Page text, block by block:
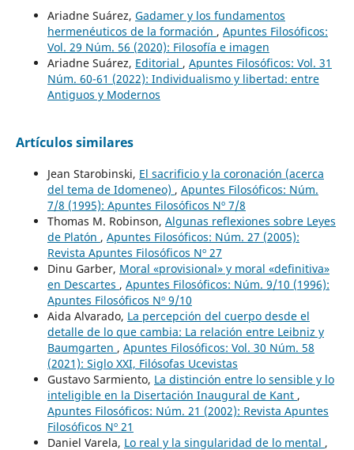
Ariadne Suárez, Gadamer y los fundamentos
hermenéuticos de la formación , Apuntes Filosóficos:
Vol. 29 Núm. 56 (2020): Filosofía e imagen
Ariadne Suárez, Editorial , Apuntes Filosóficos: Vol. 31
Núm. 60-61 (2022): Individualismo y libertad: entre
Antiguos y Modernos
Artículos similares
Jean Starobinski, El sacrificio y la coronación (acerca
del tema de Idomeneo) , Apuntes Filosóficos: Núm.
7/8 (1995): Apuntes Filosóficos Nº 7/8
Thomas M. Robinson, Algunas reflexiones sobre Leyes
de Platón , Apuntes Filosóficos: Núm. 27 (2005):
Revista Apuntes Filosóficos Nº 27
Dinu Garber, Moral «provisional» y moral «definitiva»
en Descartes , Apuntes Filosóficos: Núm. 9/10 (1996):
Apuntes Filosóficos Nº 9/10
Aida Alvarado, La percepción del cuerpo desde el
detalle de lo que cambia: La relación entre Leibniz y
Baumgarten , Apuntes Filosóficos: Vol. 30 Núm. 58
(2021): Siglo XXI, Filósofas Ucevistas
Gustavo Sarmiento, La distinción entre lo sensible y lo
inteligible en la Disertación Inaugural de Kant ,
Apuntes Filosóficos: Núm. 21 (2002): Revista Apuntes
Filosóficos Nº 21
Daniel Varela, Lo real y la singularidad de lo mental ,